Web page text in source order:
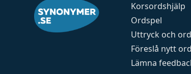
Korsordshjälp
Ordspel
Uttryck och
Föreslå nytt ord
Lämna